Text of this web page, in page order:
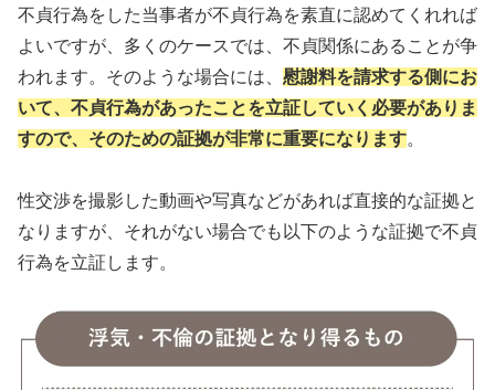
不貞行為をした当事者が不貞行為を素直に認めてくれれば
よいですが、多くのケースでは、不貞関係にあることが争
われます。そのような場合には、 慰謝料を請求する側にお
いて、不貞行為があったことを立証していく必要がありま
すので、そのための証拠が非常に重要になります。
性交渉を撮影した動画や写真などがあれば直接的な証拠と
なりますが、それがない場合でも以下のような証拠で不貞
行為を立証します。